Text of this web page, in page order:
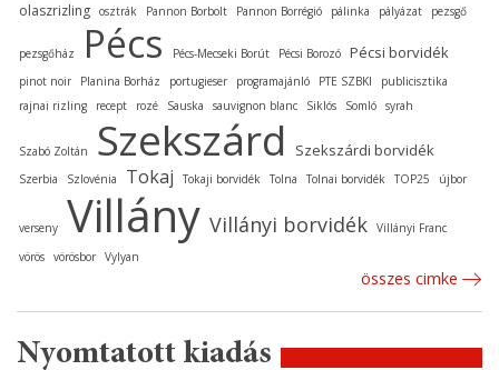
olaszrizling osztrák Pannon Borbolt Pannon Borrégió pálinka pályázat pezsgő
pezsgőház Pécs Pécs-Mecseki Borút Pécsi Borozó Pécsi borvidék
pinot noir Planina Borház portugieser programajánló PTE SZBKI
publicisztika
rajnai rizling
recept rozé Sauska sauvignon blanc Siklós Somló syrah
Szabó Zoltán Szekszárd Szekszárdi borvidék
Szerbia Szlovénia Tokaj Tokaji borvidék Tolna Tolnai borvidék TOP25 újbor
verseny Villány Villányi borvidék Villányi Franc
vörös vörösbor Vylyan
összes cimke
Nyomtatott kiadás